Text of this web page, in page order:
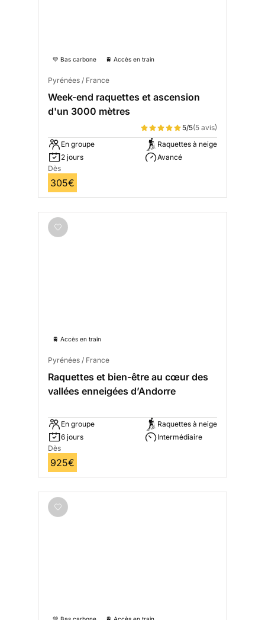
💚 Bas carbone 🚆 Accès en train
Pyrénées / France
Week-end raquettes et ascension
d'un 3000 mètres
5/5(5 avis)
En groupe
2 jours
Raquettes à neige
Avancé
Dès
305€
🚆 Accès en train
Pyrénées / France
Raquettes et bien-être au cœur des
vallées enneigées d’Andorre
En groupe
6 jours
Raquettes à neige
Intermédiaire
Dès
925€